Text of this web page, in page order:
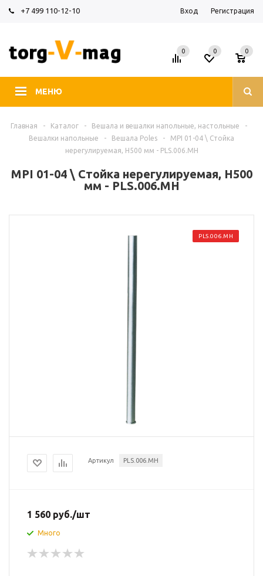
+7 499 110-12-10 Вход Регистрация
МЕНЮ
0 0
0
Главная - Каталог - Вешала и вешалки напольные, настольные
-
Вешалки напольные
- Вешала Poles -
MPI 01-04 \ Стойка
нерегулируемая, H500 мм - PLS.006.MH
MPI 01-04 \ Стойка нерегулируемая, H500
мм - PLS.006.MH
PLS.006.MH
Артикул PLS.006.MH
1 560 руб./шт
Много